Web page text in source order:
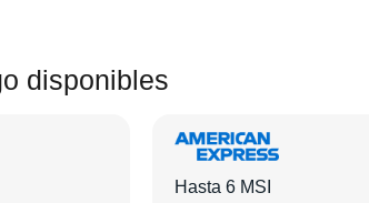
disponibles
Hasta 6 MSI